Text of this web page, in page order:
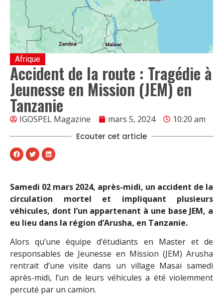
Afrique
Accident de la route : Tragédie à
Jeunesse en Mission (JEM) en
Tanzanie
IGOSPEL Magazine mars 5, 2024 10:20 am
Ecouter cet article
Samedi 02 mars 2024, après-midi, un accident de la
circulation mortel et impliquant plusieurs
véhicules, dont l’un appartenant à une base JEM, a
eu lieu dans la région d’Arusha, en Tanzanie.
Alors qu’une équipe d’étudiants en Master et de
responsables de Jeunesse en Mission (JEM) Arusha
rentrait d’une visite dans un village Masaï samedi
après-midi, l’un de leurs véhicules a été violemment
percuté par un camion.